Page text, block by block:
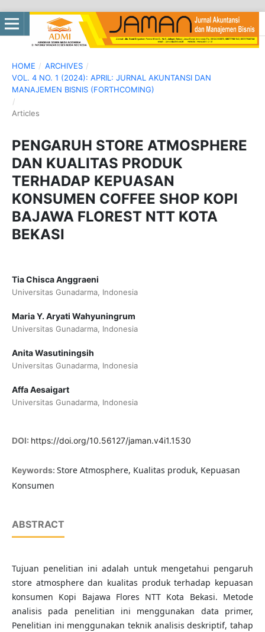
HOME / ARCHIVES /
VOL. 4 NO. 1 (2024): APRIL: JURNAL AKUNTANSI DAN
MANAJEMEN BISNIS (FORTHCOMING)
/
Articles
PENGARUH STORE ATMOSPHERE
DAN KUALITAS PRODUK
TERHADAP KEPUASAN
KONSUMEN COFFEE SHOP KOPI
BAJAWA FLOREST NTT KOTA
BEKASI
Tia Chisca Anggraeni
Universitas Gunadarma, Indonesia
Maria Y. Aryati Wahyuningrum
Universitas Gunadarma, Indonesia
Anita Wasutiningsih
Universitas Gunadarma, Indonesia
Affa Aesaigart
Universitas Gunadarma, Indonesia
DOI: https://doi.org/10.56127/jaman.v4i1.1530
Keywords: Store Atmosphere, Kualitas produk, Kepuasan
Konsumen
ABSTRACT
Tujuan penelitian ini adalah untuk mengetahui pengaruh
store atmosphere dan kualitas produk terhadap kepuasan
konsumen Kopi Bajawa Flores NTT Kota Bekasi. Metode
analisis pada penelitian ini menggunakan data primer,
Penelitian ini menggunakan teknik analisis deskriptif, tahap